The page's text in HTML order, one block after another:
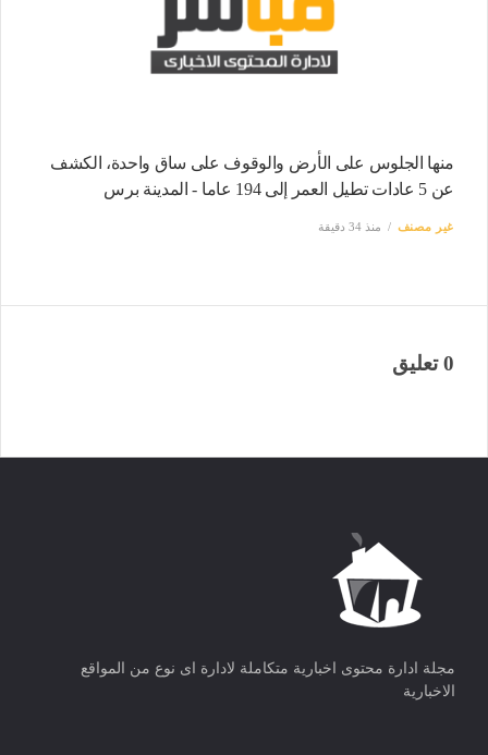
منها الجلوس على الأرض والوقوف على ساق واحدة، الكشف
عن 5 عادات تطيل العمر إلى 194 عاما - المدينة برس
غير مصنف منذ 34 دقيقة
0 تعليق
مجلة ادارة محتوى اخبارية متكاملة لادارة اى نوع من المواقع
الاخبارية